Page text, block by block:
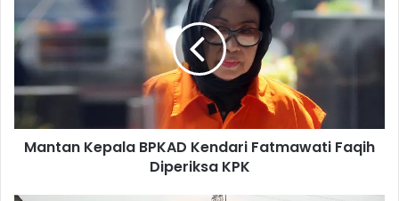
n
t
K
p
Mantan Kepala BPKAD Kendari Fatmawati Faqih
Diperiksa KPK